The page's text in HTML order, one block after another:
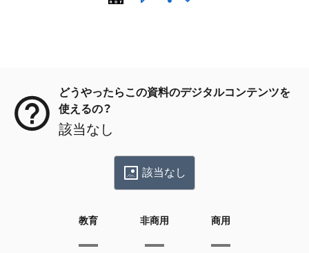
どうやったらこの資料のデジタルコンテンツを
使えるの？
該当なし
該当なし
教育 非商用 商用